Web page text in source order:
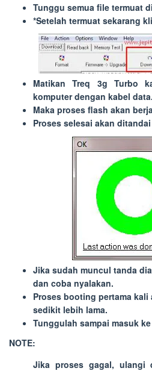
Tunggu semua file termuat
*Setelah termuat sekarang
Matikan Treq 3g Turbo
komputer dengan kabel data.
Maka proses flash akan
Proses selesai akan
Jika sudah muncul tanda
dan coba nyalakan.
Proses booting pertama
sedikit lebih lama.
Tunggulah sampai masuk
NOTE:
Jika proses gagal,